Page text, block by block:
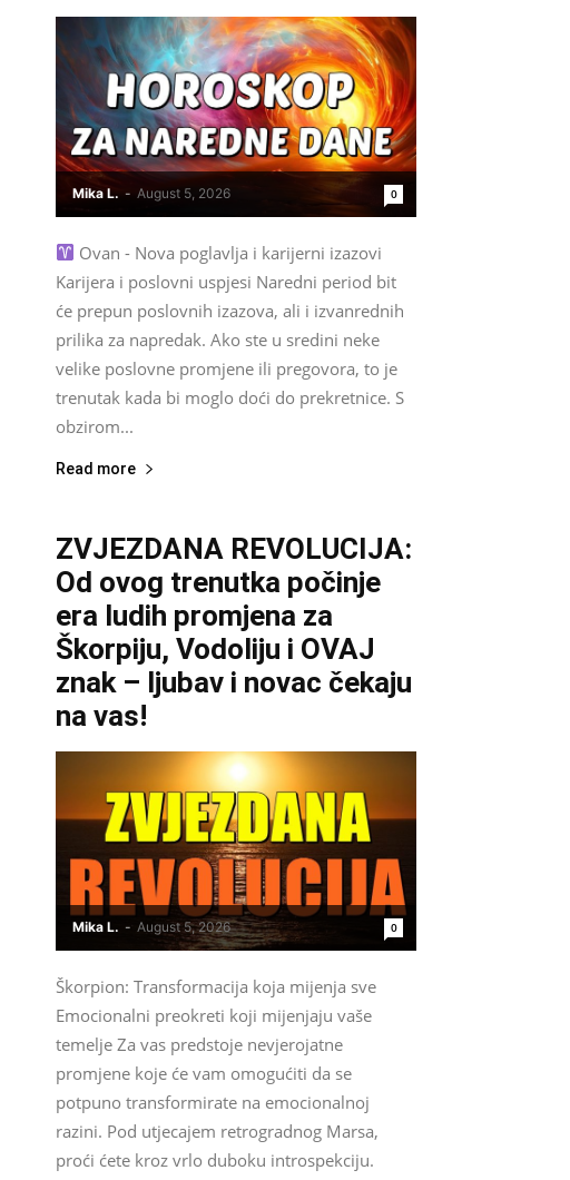
Mika L. - August 5, 2026 0
Ovan - Nova poglavlja i karijerni izazovi
Karijera i poslovni uspjesi Naredni period bit
će prepun poslovnih izazova, ali i izvanrednih
prilika za napredak. Ako ste u sredini neke
velike poslovne promjene ili pregovora, to je
trenutak kada bi moglo doći do prekretnice. S
obzirom...
Read more
ZVJEZDANA REVOLUCIJA:
Od ovog trenutka počinje
era ludih promjena za
Škorpiju, Vodoliju i OVAJ
znak – ljubav i novac čekaju
na vas!
Mika L. - August 5, 2026 0
Škorpion: Transformacija koja mijenja sve
Emocionalni preokreti koji mijenjaju vaše
temelje Za vas predstoje nevjerojatne
promjene koje će vam omogućiti da se
potpuno transformirate na emocionalnoj
razini. Pod utjecajem retrogradnog Marsa,
proći ćete kroz vrlo duboku introspekciju.